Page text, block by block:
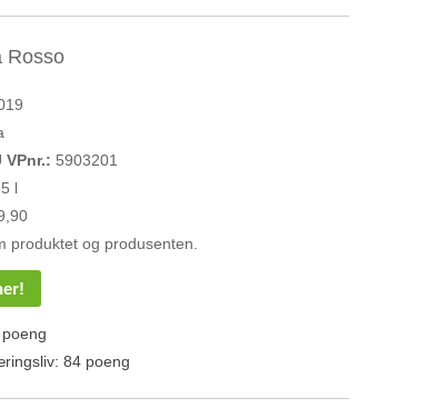
Rosso
VPnr.: 5903201
l
produktet og produsenten.
84 poeng